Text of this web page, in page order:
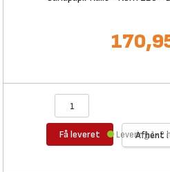
Få leveret Afhent
Levering 1-2